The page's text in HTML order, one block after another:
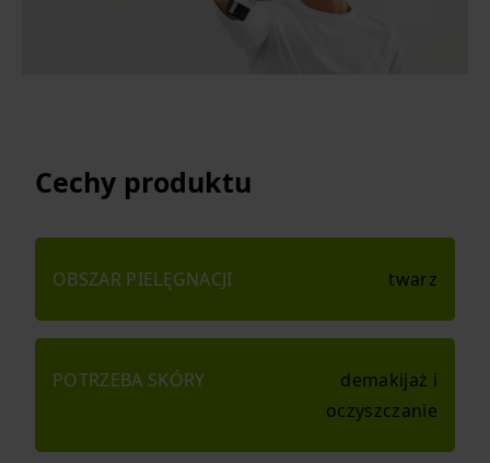
Cechy produktu
OBSZAR PIELĘGNACJI twarz
POTRZEBA SKÓRY
demakijaż i
oczyszczanie